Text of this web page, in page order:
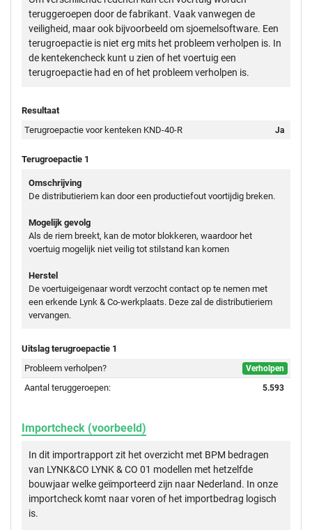
teruggeroepen door de fabrikant. Vaak vanwegen de
veiligheid, maar ook bijvoorbeeld om sjoemelsoftware. Een
terugroepactie is niet erg mits het probleem verholpen is. In
de kentekencheck kunt u zien of het voertuig een
terugroepactie had en of het probleem verholpen is.
Resultaat
Terugroepactie voor kenteken KND-40-R
Ja
Terugroepactie 1
Omschrijving
De distributieriem kan door een productiefout voortijdig breken.
Mogelijk gevolg
Als de riem breekt, kan de motor blokkeren, waardoor het
voertuig mogelijk niet veilig tot stilstand kan komen
Herstel
De voertuigeigenaar wordt verzocht contact op te nemen met
een erkende Lynk & Co-werkplaats. Deze zal de distributieriem
vervangen.
Uitslag terugroepactie 1
Probleem verholpen?
Verholpen
Aantal teruggeroepen: 5.593
Importcheck (voorbeeld)
In dit importrapport zit het overzicht met BPM bedragen
van LYNK&CO LYNK & CO 01 modellen met hetzelfde
bouwjaar welke geïmporteerd zijn naar Nederland. In onze
importcheck komt naar voren of het importbedrag logisch
is.